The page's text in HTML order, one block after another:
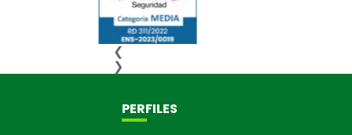
❮
❯
PERFILES